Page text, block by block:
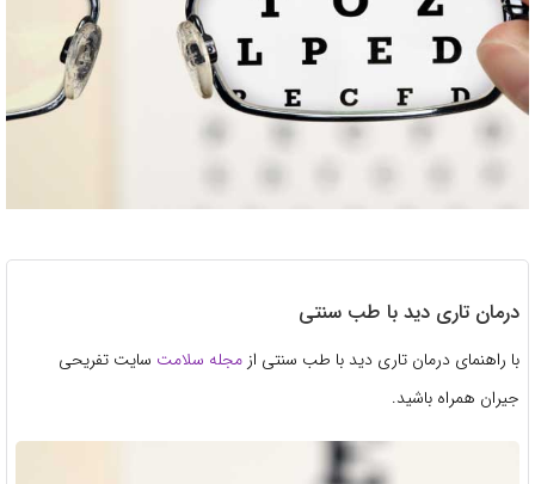
درمان تاری دید با طب سنتی
با راهنمای درمان تاری دید با طب سنتی از مجله سلامت سایت تفریحی
جیران همراه باشید.